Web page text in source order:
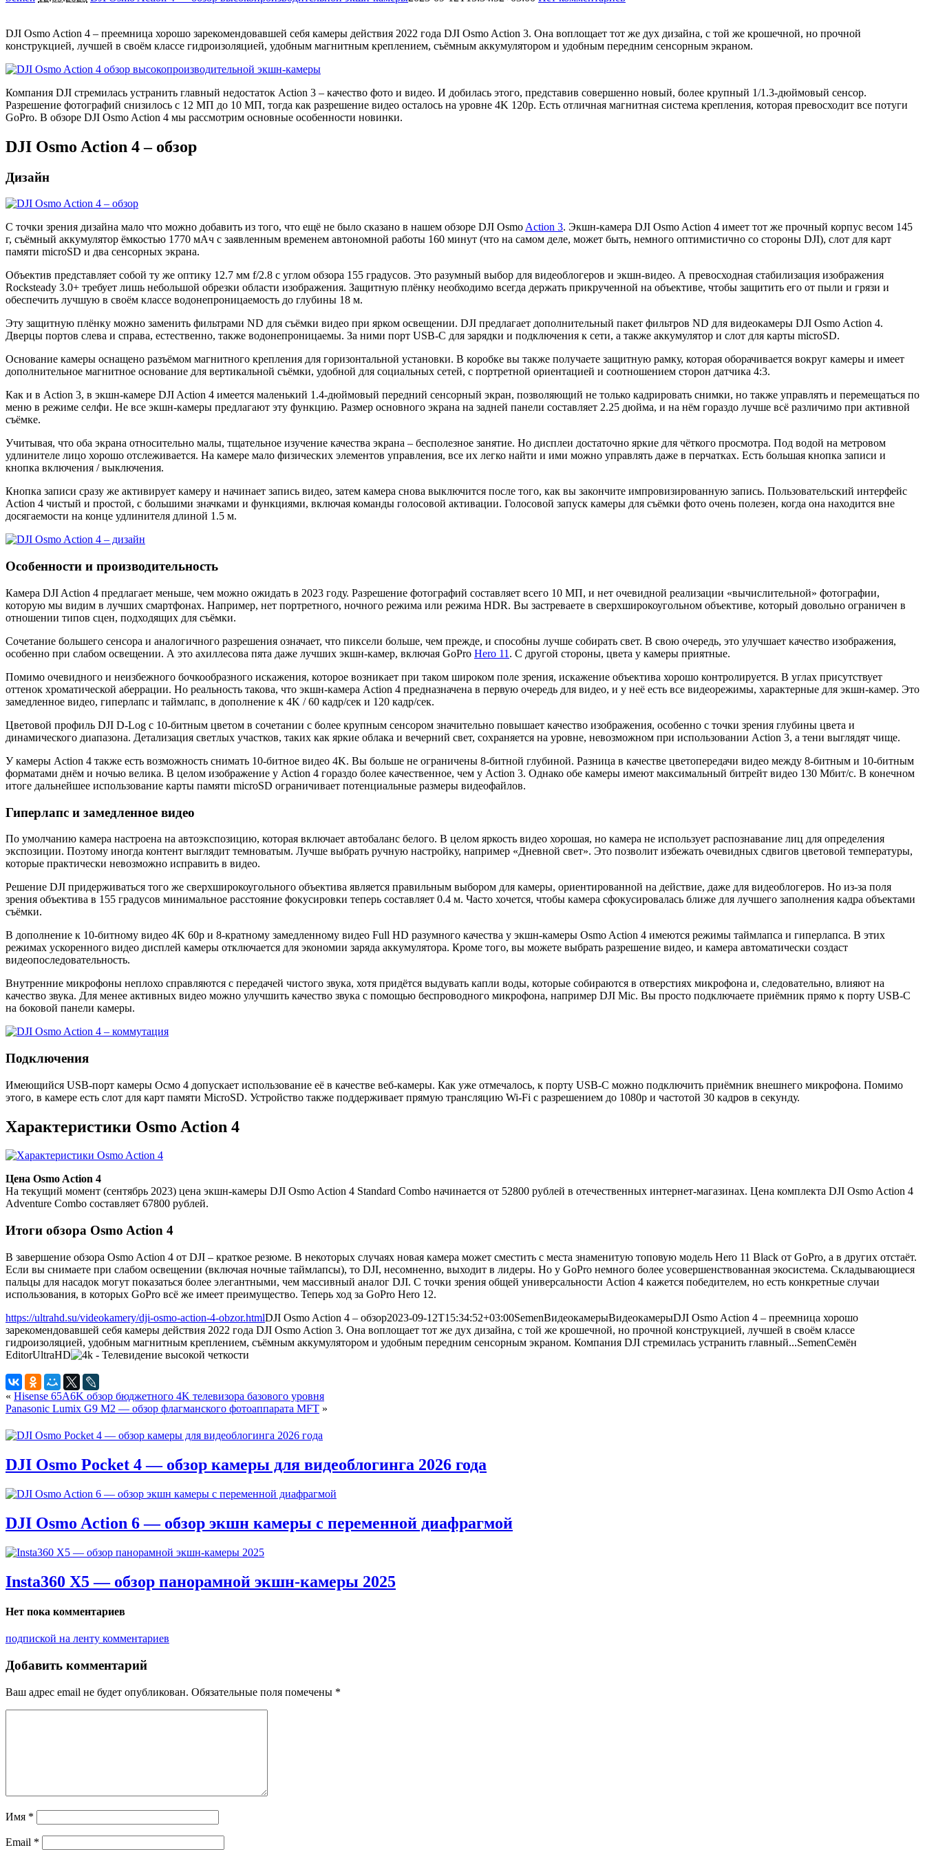
DJI Osmo Action 4 – преемница хорошо зарекомендовавшей себя камеры действия 2022 года DJI Osmo Action 3. Она воплощает тот же дух дизайна, с той же крошечной, но прочной
конструкцией, лучшей в своём классе гидроизоляцией, удобным магнитным креплением, съёмным аккумулятором и удобным передним сенсорным экраном.
Компания DJI стремилась устранить главный недостаток Action 3 – качество фото и видео. И добилась этого, представив совершенно новый, более крупный 1/1.3-дюймовый сенсор.
Разрешение фотографий снизилось с 12 МП до 10 МП, тогда как разрешение видео осталось на уровне 4K 120p. Есть отличная магнитная система крепления, которая превосходит все потуги
GoPro. В обзоре DJI Osmo Action 4 мы рассмотрим основные особенности новинки.
DJI Osmo Action 4 – обзор
Дизайн
С точки зрения дизайна мало что можно добавить из того, что ещё не было сказано в нашем обзоре DJI Osmo Action 3. Экшн-камера DJI Osmo Action 4 имеет тот же прочный корпус весом 145
г, съёмный аккумулятор ёмкостью 1770 мАч с заявленным временем автономной работы 160 минут (что на самом деле, может быть, немного оптимистично со стороны DJI), слот для карт
памяти microSD и два сенсорных экрана.
Объектив представляет собой ту же оптику 12.7 мм f/2.8 с углом обзора 155 градусов. Это разумный выбор для видеоблогеров и экшн-видео. А превосходная стабилизация изображения
Rocksteady 3.0+ требует лишь небольшой обрезки области изображения. Защитную плёнку необходимо всегда держать прикрученной на объективе, чтобы защитить его от пыли и грязи и
обеспечить лучшую в своём классе водонепроницаемость до глубины 18 м.
Эту защитную плёнку можно заменить фильтрами ND для съёмки видео при ярком освещении. DJI предлагает дополнительный пакет фильтров ND для видеокамеры DJI Osmo Action 4.
Дверцы портов слева и справа, естественно, также водонепроницаемы. За ними порт USB-C для зарядки и подключения к сети, а также аккумулятор и слот для карты microSD.
Основание камеры оснащено разъёмом магнитного крепления для горизонтальной установки. В коробке вы также получаете защитную рамку, которая оборачивается вокруг камеры и имеет
дополнительное магнитное основание для вертикальной съёмки, удобной для социальных сетей, с портретной ориентацией и соотношением сторон датчика 4:3.
Как и в Action 3, в экшн-камере DJI Action 4 имеется маленький 1.4-дюймовый передний сенсорный экран, позволяющий не только кадрировать снимки, но также управлять и перемещаться по
меню в режиме селфи. Не все экшн-камеры предлагают эту функцию. Размер основного экрана на задней панели составляет 2.25 дюйма, и на нём гораздо лучше всё различимо при активной
съёмке.
Учитывая, что оба экрана относительно малы, тщательное изучение качества экрана – бесполезное занятие. Но дисплеи достаточно яркие для чёткого просмотра. Под водой на метровом
удлинителе лицо хорошо отслеживается. На камере мало физических элементов управления, все их легко найти и ими можно управлять даже в перчатках. Есть большая кнопка записи и
кнопка включения / выключения.
Кнопка записи сразу же активирует камеру и начинает запись видео, затем камера снова выключится после того, как вы закончите импровизированную запись. Пользовательский интерфейс
Action 4 чистый и простой, с большими значками и функциями, включая команды голосовой активации. Голосовой запуск камеры для съёмки фото очень полезен, когда она находится вне
досягаемости на конце удлинителя длиной 1.5 м.
Особенности и производительность
Камера DJI Action 4 предлагает меньше, чем можно ожидать в 2023 году. Разрешение фотографий составляет всего 10 МП, и нет очевидной реализации «вычислительной» фотографии,
которую мы видим в лучших смартфонах. Например, нет портретного, ночного режима или режима HDR. Вы застреваете в сверхширокоугольном объективе, который довольно ограничен в
отношении типов сцен, подходящих для съёмки.
Сочетание большего сенсора и аналогичного разрешения означает, что пиксели больше, чем прежде, и способны лучше собирать свет. В свою очередь, это улучшает качество изображения,
особенно при слабом освещении. А это ахиллесова пята даже лучших экшн-камер, включая GoPro Hero 11 . С другой стороны, цвета у камеры приятные.
Помимо очевидного и неизбежного бочкообразного искажения, которое возникает при таком широком поле зрения, искажение объектива хорошо контролируется. В углах присутствует
оттенок хроматической аберрации. Но реальность такова, что экшн-камера Action 4 предназначена в первую очередь для видео, и у неё есть все видеорежимы, характерные для экшн-камер. Это
замедленное видео, гиперлапс и таймлапс, в дополнение к 4K / 60 кадр/сек и 120 кадр/сек.
Цветовой профиль DJI D-Log с 10-битным цветом в сочетании с более крупным сенсором значительно повышает качество изображения, особенно с точки зрения глубины цвета и
динамического диапазона. Детализация светлых участков, таких как яркие облака и вечерний свет, сохраняется на уровне, невозможном при использовании Action 3, а тени выглядят чище.
У камеры Action 4 также есть возможность снимать 10-битное видео 4K. Вы больше не ограничены 8-битной глубиной. Разница в качестве цветопередачи видео между 8-битным и 10-битным
форматами днём и ночью велика. В целом изображение у Action 4 гораздо более качественное, чем у Action 3. Однако обе камеры имеют максимальный битрейт видео 130 Мбит/с. В конечном
итоге дальнейшее использование карты памяти microSD ограничивает потенциальные размеры видеофайлов.
Гиперлапс и замедленное видео
По умолчанию камера настроена на автоэкспозицию, которая включает автобаланс белого. В целом яркость видео хорошая, но камера не использует распознавание лиц для определения
экспозиции. Поэтому иногда контент выглядит темноватым. Лучше выбрать ручную настройку, например «Дневной свет». Это позволит избежать очевидных сдвигов цветовой температуры,
которые практически невозможно исправить в видео.
Решение DJI придерживаться того же сверхширокоугольного объектива является правильным выбором для камеры, ориентированной на действие, даже для видеоблогеров. Но из-за поля
зрения объектива в 155 градусов минимальное расстояние фокусировки теперь составляет 0.4 м. Часто хочется, чтобы камера сфокусировалась ближе для лучшего заполнения кадра объектами
съёмки.
В дополнение к 10-битному видео 4K 60p и 8-кратному замедленному видео Full HD разумного качества у экшн-камеры Osmo Action 4 имеются режимы таймлапса и гиперлапса. В этих
режимах ускоренного видео дисплей камеры отключается для экономии заряда аккумулятора. Кроме того, вы можете выбрать разрешение видео, и камера автоматически создаст
видеопоследовательность.
Внутренние микрофоны неплохо справляются с передачей чистого звука, хотя придётся выдувать капли воды, которые собираются в отверстиях микрофона и, следовательно, влияют на
качество звука. Для менее активных видео можно улучшить качество звука с помощью беспроводного микрофона, например DJI Mic. Вы просто подключаете приёмник прямо к порту USB-C
на боковой панели камеры.
Подключения
Имеющийся USB-порт камеры Осмо 4 допускает использование её в качестве веб-камеры. Как уже отмечалось, к порту USB-C можно подключить приёмник внешнего микрофона. Помимо
этого, в камере есть слот для карт памяти MicroSD. Устройство также поддерживает прямую трансляцию Wi-Fi с разрешением до 1080p и частотой 30 кадров в секунду.
Характеристики Osmo Action 4
Цена Osmo Action 4
На текущий момент (сентябрь 2023) цена экшн-камеры DJI Osmo Action 4 Standard Combo начинается от 52800 рублей в отечественных интернет-магазинах. Цена комплекта DJI Osmo Action 4
Adventure Combo составляет 67800 рублей.
Итоги обзора Osmo Action 4
В завершение обзора Osmo Action 4 от DJI – краткое резюме. В некоторых случаях новая камера может сместить с места знаменитую топовую модель Hero 11 Black от GoPro, а в других отстаёт.
Если вы снимаете при слабом освещении (включая ночные таймлапсы), то DJI, несомненно, выходит в лидеры. Но у GoPro немного более усовершенствованная экосистема. Складывающиеся
пальцы для насадок могут показаться более элегантными, чем массивный аналог DJI. С точки зрения общей универсальности Action 4 кажется победителем, но есть конкретные случаи
использования, в которых GoPro всё же имеет преимущество. Теперь ход за GoPro Hero 12.
https://ultrahd.su/videokamery/dji-osmo-action-4-obzor.htmlDJI Osmo Action 4 – обзор2023-09-12T15:34:52+03:00SemenВидеокамерыВидеокамерыDJI Osmo Action 4 – преемница хорошо
зарекомендовавшей себя камеры действия 2022 года DJI Osmo Action 3. Она воплощает тот же дух дизайна, с той же крошечной, но прочной конструкцией, лучшей в своём классе
гидроизоляцией, удобным магнитным креплением, съёмным аккумулятором и удобным передним сенсорным экраном. Компания DJI стремилась устранить главный...SemenСемён
EditorUltraHD
« Hisense 65A6K обзор бюджетного 4K телевизора базового уровня
Panasonic Lumix G9 M2 — обзор флагманского фотоаппарата MFT »
DJI Osmo Pocket 4 — обзор камеры для видеоблогинга 2026 года
DJI Osmo Action 6 — обзор экшн камеры с переменной диафрагмой
Insta360 X5 — обзор панорамной экшн-камеры 2025
Нет пока комментариев
подпиской на ленту комментариев
Добавить комментарий
Ваш адрес email не будет опубликован. Обязательные поля помечены *
Имя *
Email *